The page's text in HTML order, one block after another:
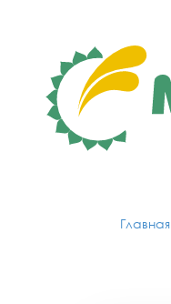
Главная